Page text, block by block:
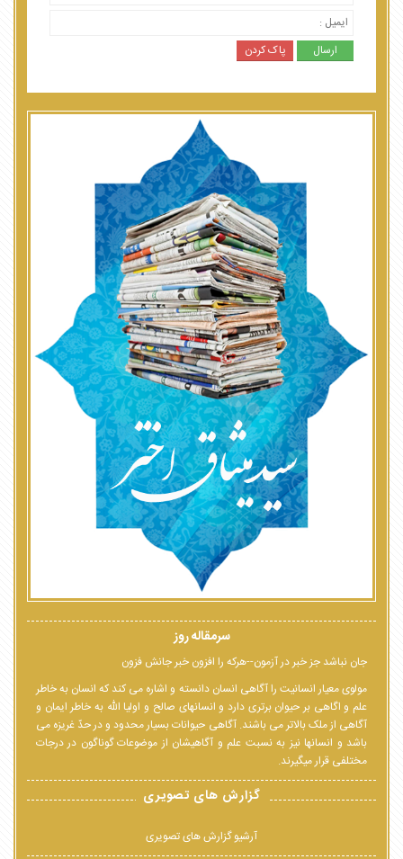
سرمقاله روز
جان نباشد جز خبر در آزمون--هرکه را افزون خبر جانش فزون
مولوی معیار انسانیت را آگاهی انسان دانسته و اشاره می کند که انسان به خاطر
علم و اگاهی بر حیوان برتری دارد و انسانهای صالح و اولیا الله به خاطر ایمان و
آگاهی از ملک بالاتر می باشند. آگاهی حیوانات بسیار محدود و در حدّ غریزه می
باشد و انسانها نیز به نسبت علم و آگاهیشان از موضوعات گوناگون در درجات
مختلفی قرار میگیرند.
گزارش های تصویری
آرشیو گزارش های تصویری